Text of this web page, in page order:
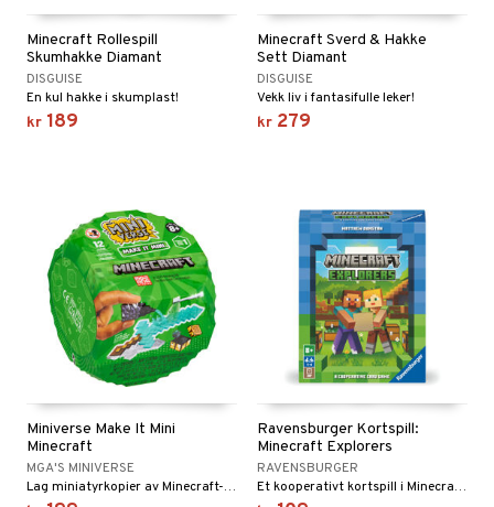
Minecraft Rollespill
Skumhakke Diamant
DISGUISE
En kul hakke i skumplast!
kr 189
Minecraft Sverd & Hakke
Sett Diamant
DISGUISE
Vekk liv i fantasifulle leker!
kr 279
Miniverse Make It Mini
Minecraft
MGA'S MINIVERSE
Lag miniatyrkopier av Minecraft-objekter.
Ravensburger Kortspill:
Minecraft Explorers
RAVENSBURGER
Et kooperativt kortspill i Minecraft-verdenen!